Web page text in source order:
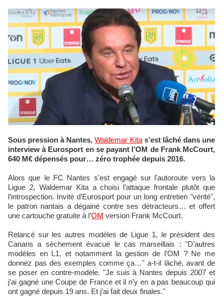
Sous pression à Nantes,Waldemar Kitas’est lâché dans une
interview à Eurosport en se payant l’OM de Frank McCourt,
640 M€ dépensés pour… zéro trophée depuis 2016.
Alors que le FC Nantes s'est engagé sur l'autoroute vers la
Ligue 2, Waldemar Kita a choisi l’attaque frontale plutôt que
l’introspection. Invité d’Eurosport pour un long entretien "vérité",
le patron nantais a dégainé contre ses détracteurs… et offert
une cartouche gratuite à l’OM version Frank McCourt.
Relancé sur les autres modèles de Ligue 1, le président des
Canaris a sèchement évacué le cas marseillais : "D’autres
modèles en L1, et notamment la gestion de l’OM ? Ne me
donnez pas des exemples comme ça…" a-t-il lâché, avant de
se poser en contre-modèle. "Je suis à Nantes depuis 2007 et
j’ai gagné une Coupe de France et il n’y en a pas beaucoup qui
ont gagné depuis 19 ans. Et j’ai fait deux finales."